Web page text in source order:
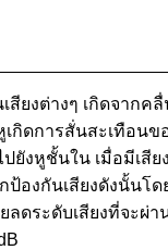
สียงต่างๆ เกิดจากค
เกิดการสั่นสะเทือน
ปยังหูชั้นใน เมื่อมีเสี
ป้องกันเสียงดังนั้นโ
ลดระดับเสียงที่จะผ่า